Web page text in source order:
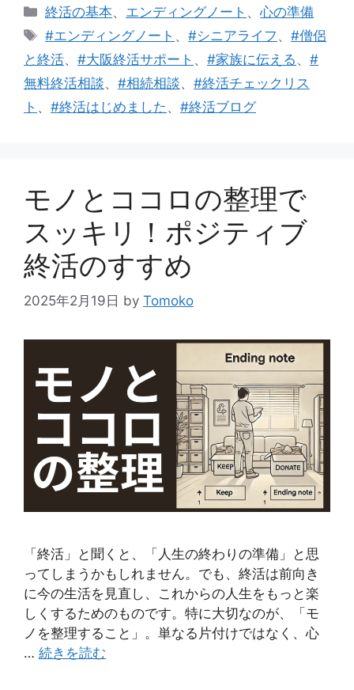
カ
テ
リ
ー
終活の基本、 エンディングノート 、心の準備
タ
グ
#エンディングノート 、#シニアライフ 、#僧侶
と終活、 #大阪終活サポート 、 #家族に伝える 、 #
無料終活相談、 #相続相談、 #終活チェックリス
ト 、 #終活はじめました 、 #終活ブログ
モノとココロの整理で
スッキリ！ポジティブ
終活のすすめ
2025年2月19日 by Tomoko
「終活」と聞くと、「人生の終わりの準備」と思
ってしまうかもしれません。でも、終活は前向き
に今の生活を見直し、これからの人生をもっと楽
しくするためのものです。特に大切なのが、「モ
ノを整理すること」。単なる片付けではなく、心
… 続きを読む